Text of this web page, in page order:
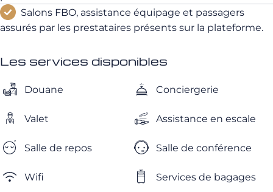
Salons FBO, assistance équipage et passagers
assurés par les prestataires présents sur la plateforme.
Les services disponibles
Douane Conciergerie
Valet Assistance en escale
Salle de repos Salle de conférence
Wifi Services de bagages